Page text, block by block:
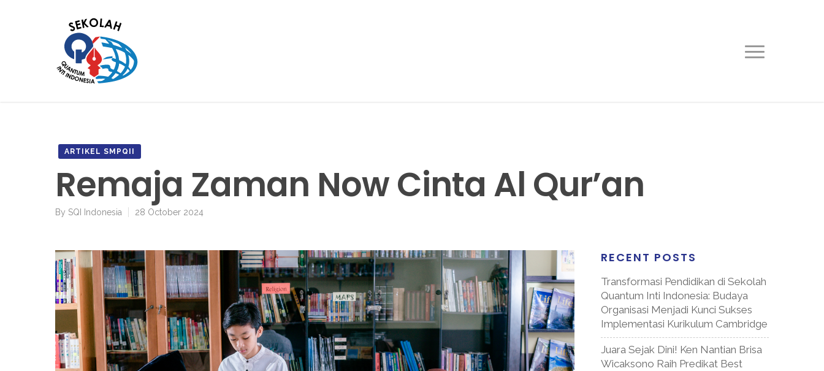
ARTIKEL SMPQII
Remaja Zaman Now Cinta Al Qur’an
By SQI Indonesia 28 October 2024
RECENT POSTS
Transformasi Pendidikan di Sekolah
Quantum Inti Indonesia: Budaya
Organisasi Menjadi Kunci Sukses
Implementasi Kurikulum Cambridge
Juara Sejak Dini! Ken Nantian Brisa
Wicaksono Raih Predikat Best